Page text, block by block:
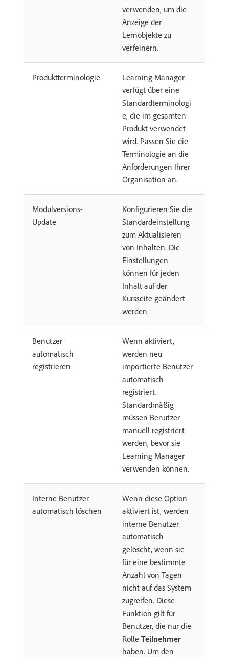
verwenden, um die
Anzeige der
Lernobjekte zu
verfeinern.
Produktterminologie
Learning Manager
verfügt über eine
Standardterminologi
e, die im gesamten
Produkt verwendet
wird. Passen Sie die
Terminologie an die
Anforderungen Ihrer
Organisation an.
Modulversions-
Update
Konfigurieren Sie die
Standardeinstellung
zum Aktualisieren
von Inhalten. Die
Einstellungen
können für jeden
Inhalt auf der
Kursseite geändert
werden.
Benutzer
automatisch
registrieren
Wenn aktiviert,
werden neu
importierte Benutzer
automatisch
registriert.
Standardmäßig
müssen Benutzer
manuell registriert
werden, bevor sie
Learning Manager
verwenden können.
Interne Benutzer
automatisch löschen
Wenn diese Option
aktiviert ist, werden
interne Benutzer
automatisch
gelöscht, wenn sie
für eine bestimmte
Anzahl von Tagen
nicht auf das System
zugreifen. Diese
Funktion gilt für
Benutzer, die nur die
Rolle Teilnehmer
haben. Um den